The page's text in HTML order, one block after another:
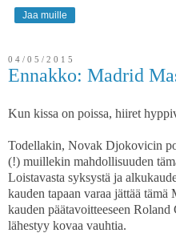
Jaa muille
04/05/2015
Ennakko: Madrid
Kun kissa on poissa, hiiret
Todellakin, Novak Djokovicin
(!) muillekin mahdollisuuden
Loistavasta syksystä ja
kauden tapaan varaa jättää tämä
kauden päätavoitteeseen
lähestyy kovaa vauhtia.